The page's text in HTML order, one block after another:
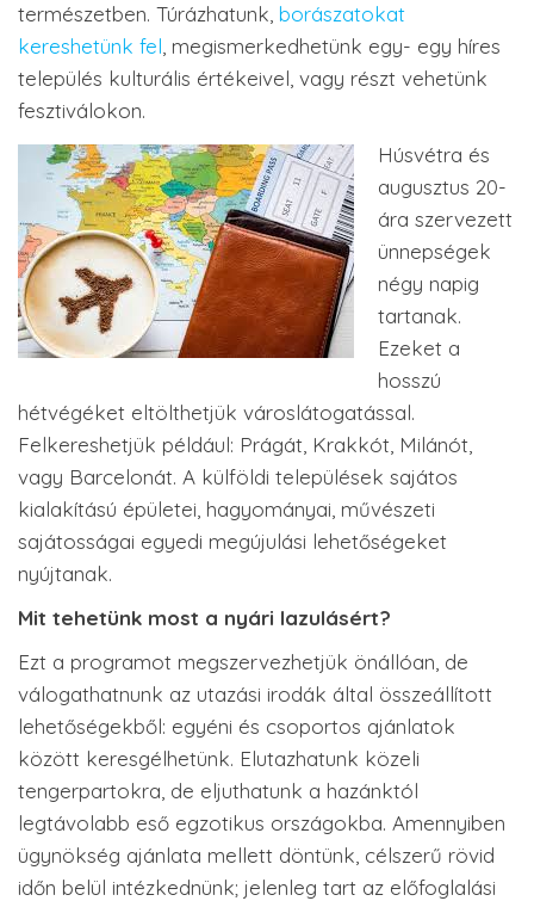
természetben. Túrázhatunk, borászatokat
kereshetünk fel , megismerkedhetünk egy- egy híres
település kulturális értékeivel, vagy részt vehetünk
fesztiválokon.
Húsvétra és
augusztus 20-
ára szervezett
ünnepségek
négy napig
tartanak.
Ezeket a
hosszú
hétvégéket eltölthetjük városlátogatással.
Felkereshetjük például: Prágát, Krakkót, Milánót,
vagy Barcelonát. A külföldi települések sajátos
kialakítású épületei, hagyományai, művészeti
sajátosságai egyedi megújulási lehetőségeket
nyújtanak.
Mit tehetünk most a nyári lazulásért?
Ezt a programot megszervezhetjük önállóan, de
válogathatnunk az utazási irodák által összeállított
lehetőségekből: egyéni és csoportos ajánlatok
között keresgélhetünk. Elutazhatunk közeli
tengerpartokra, de eljuthatunk a hazánktól
legtávolabb eső egzotikus országokba. Amennyiben
ügynökség ajánlata mellett döntünk, célszerű rövid
időn belül intézkednünk; jelenleg tart az előfoglalási